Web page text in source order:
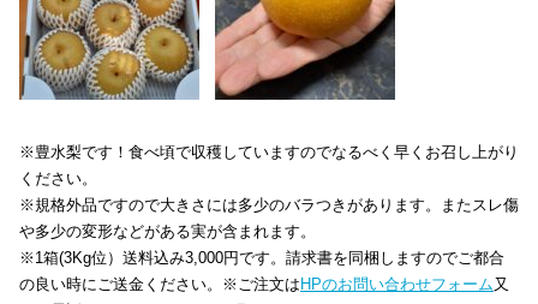
※豊水梨です！食べ頃で収穫していますのでなるべく早くお召し上がり
ください。
※規格外品ですので大きさには多少のバラつきがあります。またスレ傷
や多少の変形などがある実が含まれます。
※1箱(3Kg位）送料込み3,000円です。請求書を同梱しますのでご都合
の良い時にご送金ください。※ご注文は HPのお問い合わせフォーム又